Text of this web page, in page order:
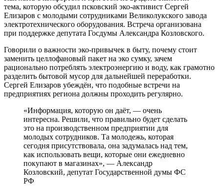
тема, которую обсудил псковский эко-активист Сергей
Елизаров с молодыми сотрудниками Великолукского завода
электротехнического оборудования. Встреча организована
при поддержке депутата Госдумы Александра Козловского.
Говорили о важности эко-привычек в быту, почему стоит
заменить целлофановый пакет на эко сумку, зачем
рационально потреблять электроэнергию и воду, как грамотно
разделить бытовой мусор для дальнейшей переработки.
Сергей Елизаров убеждён, что подобные встречи на
предприятиях региона должны проходить регулярно.
«Информация, которую он даёт, — очень
интересна. Решили, что правильно будет сделать
это на производственном предприятии для
молодых сотрудников. Та молодежь, которая
сегодня присутствовала, она задумалась над тем,
как использовать вещи, которые они ежедневно
покупают в магазинах», — Александр
Козловский, депутат Государственной думы ФС
РФ